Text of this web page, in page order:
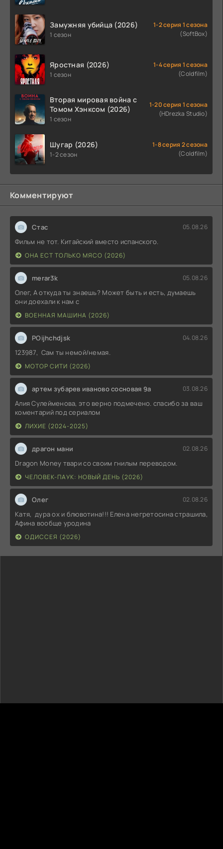
Замужняя убийца (2026)
1 сезон
1-2 серия 1 сезона
(SoftBox)
Яростная (2026)
1 сезон
1-4 серия 1 сезона
(Coldfilm)
Вторая мировая война с
Томом Хэнксом (2026)
1 сезон
1-20 серия 1 сезона
(HDrezka Studio)
Шугар (2026)
1-2 сезон
1-8 серия 2 сезона
(Coldfilm)
Комментируют
Стас 05.08.26
Фильм не тот. Китайский вместо испанского.
ОНА ЕСТ ТОЛЬКО МЯСО (2026)
merar3k 05.08.26
Олег, А откуда ты знаешь? Может быть и есть, думаешь
они доехали к нам с
ВОЕННАЯ МАШИНА (2026)
POijhchdjsk 04.08.26
123987, Сам ты немой/немая.
МОТОР СИТИ (2026)
артем зубарев иваново сосновая 9а 03.08.26
Алия Сулейменова, это верно подмечено. спасибо за ваш
коментарий под сериалом
ЛИХИЕ (2024-2025)
драгон мани 02.08.26
Dragon Money твари со своим гнилым переводом.
ЧЕЛОВЕК-ПАУК: НОВЫЙ ДЕНЬ (2026)
Олег 02.08.26
Катя, дура ох и блювотина!!! Елена негретосина страшила,
Афина вообще уродина
ОДИССЕЯ (2026)